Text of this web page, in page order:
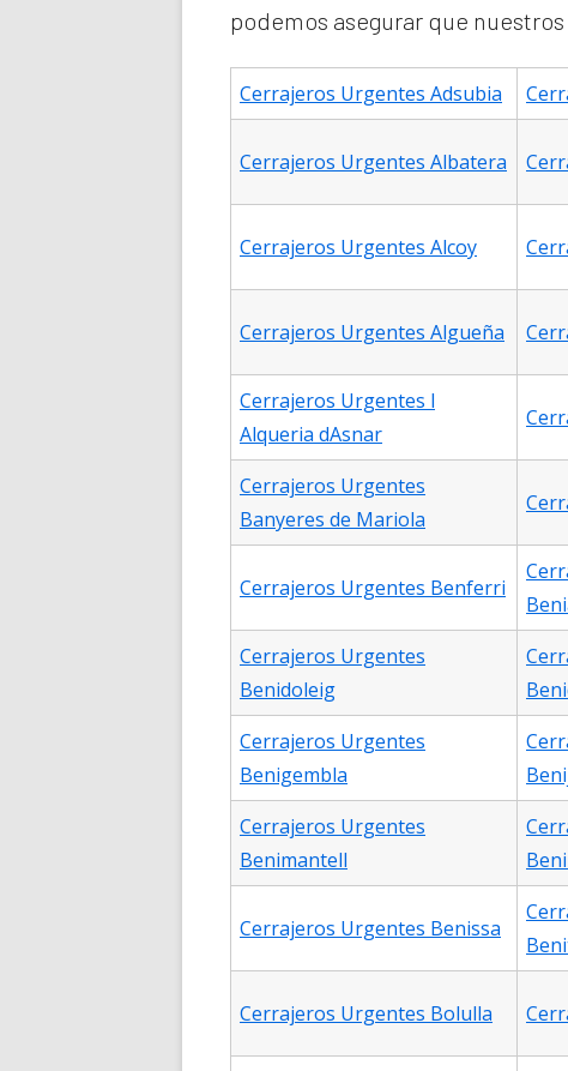
podemos asegurar que
Cerrajeros Urgentes Adsubia
Cerrajeros Urgentes Albatera
Cerrajeros Urgentes Alcoy
Cerrajeros Urgentes Algueña
Cerrajeros Urgentes l
Alqueria dAsnar
Cerrajeros Urgentes
Banyeres de Mariola
Cerrajeros Urgentes Benferri
Cerrajeros Urgentes
Benidoleig
Cerrajeros Urgentes
Benigembla
Cerrajeros Urgentes
Benimantell
Cerrajeros Urgentes Benissa
Cerrajeros Urgentes Bolulla